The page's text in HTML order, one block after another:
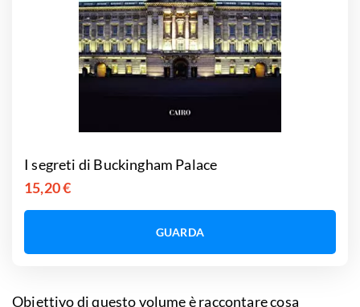
I segreti di Buckingham Palace
15,20 €
GUARDA
Obiettivo di questo volume è raccontare cosa